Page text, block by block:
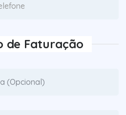
de Faturação